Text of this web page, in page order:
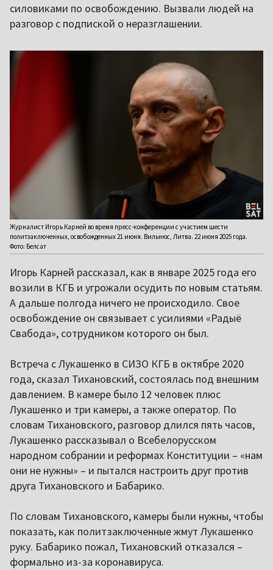
силовиками по освобождению. Вызвали людей на
разговор с подпиской о неразглашении.
Журналист Игорь Карней во время пресс-конференции с участием шести
политзаключенных, освобожденных 21 июня. Вильнюс, Литва. 22 июня 2025 года.
Фото: Белсат
Игорь Карней рассказал, как в январе 2025 года его
возили в КГБ и угрожали осудить по новым статьям.
А дальше полгода ничего не происходило. Свое
освобождение он связывает с усилиями «Радыё
Свабода», сотрудником которого он был.
Встреча с Лукашенко в СИЗО КГБ в октябре 2020
года, сказал Тихановский, состоялась под внешним
давлением. В камере было 12 человек плюс
Лукашенко и три камеры, а также оператор. По
словам Тихановского, разговор длился пять часов,
Лукашенко рассказывал о Всебелорусском
народном собрании и реформах Конституции – «нам
они не нужны» – и пытался настроить друг против
друга Тихановского и Бабарико.
По словам Тихановского, камеры были нужны, чтобы
показать, как политзаключенные жмут Лукашенко
руку. Бабарико пожал, Тихановский отказался –
формально из-за коронавируса.